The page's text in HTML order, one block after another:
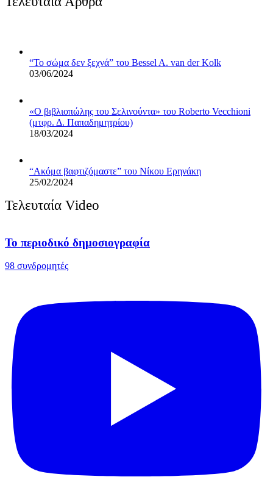
“Το σώμα δεν ξεχνά” του Bessel A. van der Kolk
03/06/2024
«Ο βιβλιoπώλης του Σελινούντα» του Roberto Vecchioni
(μτφρ. Δ. Παπαδημητρίου)
18/03/2024
“Ακόμα βαφτιζόμαστε” του Νίκου Ερηνάκη
25/02/2024
Τελευταία Video
Το περιοδικό δημοσιογραφία
98 συνδρομητές